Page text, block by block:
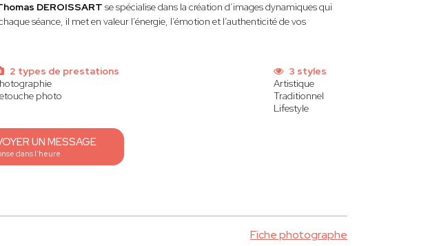
DEROISSART se spécialise dans la création d’images dynamiques qui
séance, il met en valeur l’énergie, l’émotion et l’authenticité de vos
2 types de prestations
photo
3 styles
Artistique
Traditionnel
Lifestyle
UN MESSAGE
dans l'heure
Fiche photographe